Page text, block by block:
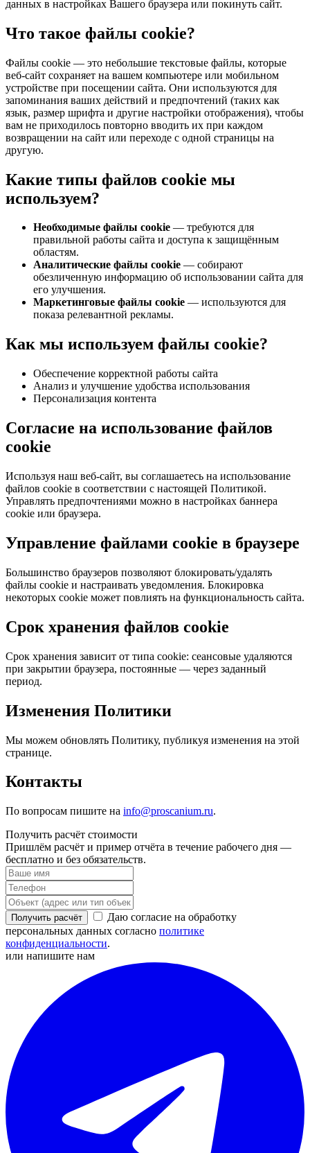
данных в настройках Вашего браузера или покинуть сайт.
Что такое файлы cookie?
Файлы cookie — это небольшие текстовые файлы, которые
веб‑сайт сохраняет на вашем компьютере или мобильном
устройстве при посещении сайта. Они используются для
запоминания ваших действий и предпочтений (таких как
язык, размер шрифта и другие настройки отображения), чтобы
вам не приходилось повторно вводить их при каждом
возвращении на сайт или переходе с одной страницы на
другую.
Какие типы файлов cookie мы
используем?
Необходимые файлы cookie — требуются для
правильной работы сайта и доступа к защищённым
областям.
Аналитические файлы cookie — собирают
обезличенную информацию об использовании сайта для
его улучшения.
Маркетинговые файлы cookie — используются для
показа релевантной рекламы.
Как мы используем файлы cookie?
Обеспечение корректной работы сайта
Анализ и улучшение удобства использования
Персонализация контента
Согласие на использование файлов
cookie
Используя наш веб‑сайт, вы соглашаетесь на использование
файлов cookie в соответствии с настоящей Политикой.
Управлять предпочтениями можно в настройках баннера
cookie или браузера.
Управление файлами cookie в браузере
Большинство браузеров позволяют блокировать/удалять
файлы cookie и настраивать уведомления. Блокировка
некоторых cookie может повлиять на функциональность сайта.
Срок хранения файлов cookie
Срок хранения зависит от типа cookie: сеансовые удаляются
при закрытии браузера, постоянные — через заданный
период.
Изменения Политики
Мы можем обновлять Политику, публикуя изменения на этой
странице.
Контакты
По вопросам пишите на info@proscanium.ru.
Получить расчёт стоимости
Пришлём расчёт и пример отчёта в течение рабочего дня —
бесплатно и без обязательств.
Получить расчёт
Даю согласие на обработку
персональных данных согласно политике
конфиденциальности.
или напишите нам